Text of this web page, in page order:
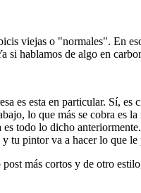
viejas o "normales". En
hablamos de algo en
es esta en particular. Sí,
lo que más se cobra
todo lo dicho
pintor va a hacer lo que
más cortos y de otro